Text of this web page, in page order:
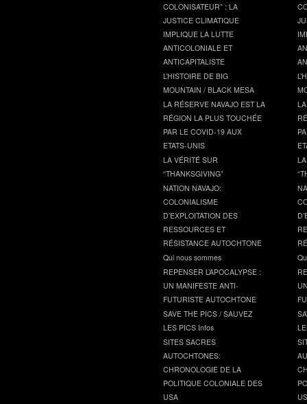
COLONISATEUR” : LA
JUSTICE CLIMATIQUE
IMPLIQUE LA LUTTE
ANTICOLONIALE ET
ANTICAPITALISTE
L’HISTOIRE DE BIG
MOUNTAIN / BLACK MESA
LA RÉSERVE NAVAJO EST LA
RÉGION LA PLUS TOUCHÉE
PAR LE COVID-19 AUX
ETATS-UNIS
LA VÉRITÉ SUR
“THANKSGIVING”
NATION NAVAJO:
COLONIALISME
D’EXPLOITATION DES
RESSOURCES ET
RÉSISTANCE AUTOCHTONE
Qui nous sommes
REPENSER L’APOCALYPSE :
UN MANIFESTE ANTI-
FUTURISTE AUTOCHTONE
SAVE THE PICS / SAUVEZ
LES PICS Infos
SITES SACRES
AUTOCHTONES:
CHRONOLOGIE DE LA
POLITIQUE COLONIALE DES
USA